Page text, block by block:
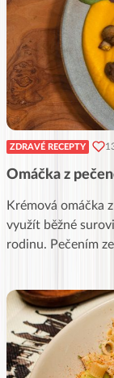
ZDRAVÉ RECEPTY
Omáčka z
Krémová omáčka
využít běžné
rodinu. Pečením